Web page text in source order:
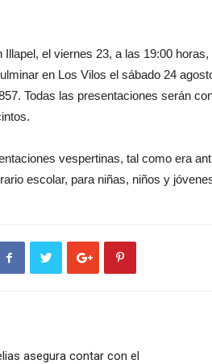
Illapel, el viernes 23, a las 19:00
en Los Vilos el sábado 24
Todas las presentaciones serán
vespertinas, tal como era
escolar, para niñas, niños y
asegura contar con el